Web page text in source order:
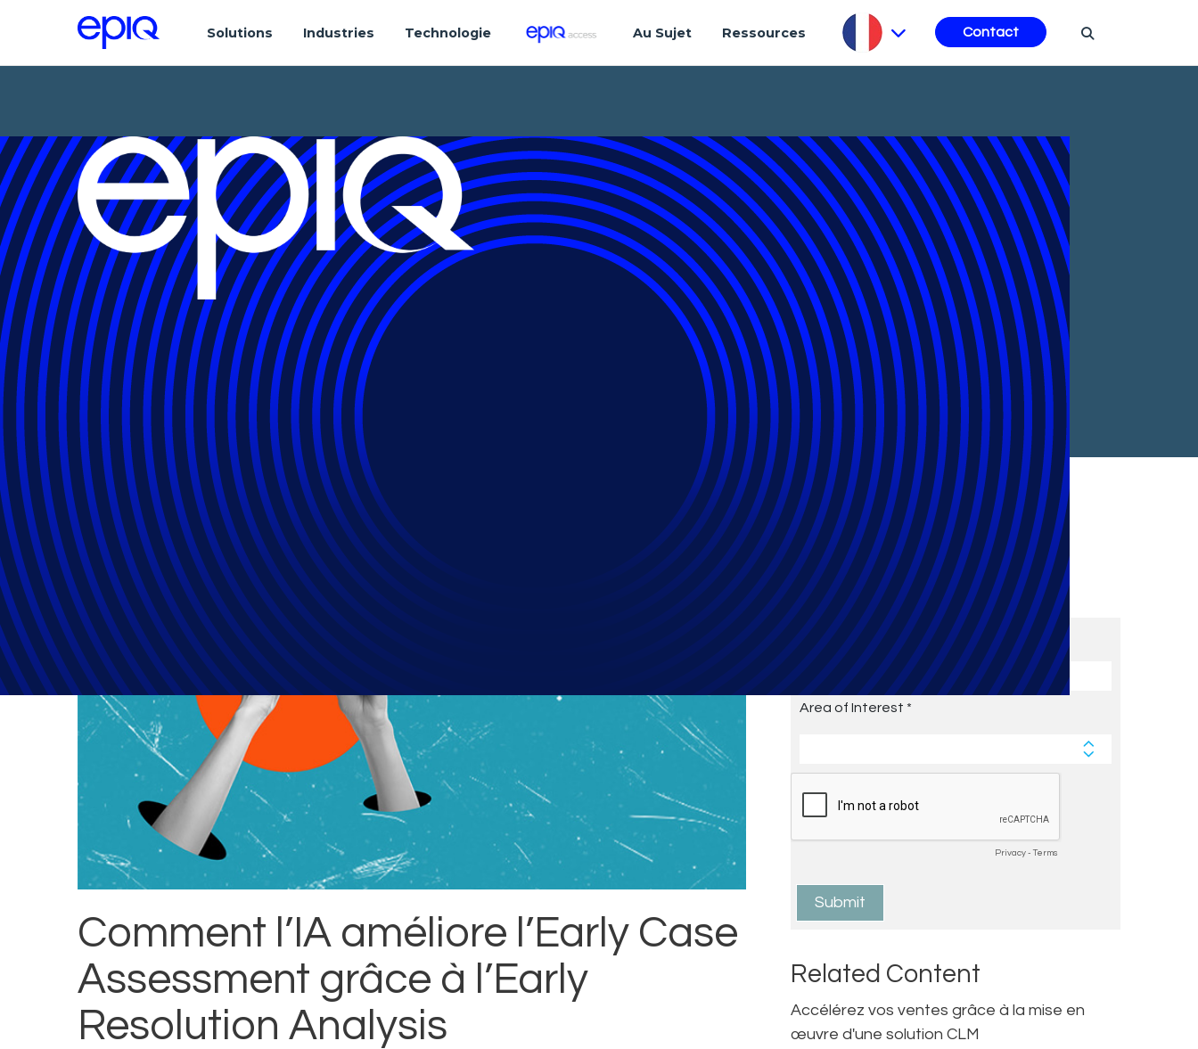
Solutions Industries Technologie Au Sujet Ressources Contact
Comment l’IA améliore l’Early Case
Assessment grâce à l’Early
Resolution Analysis
Subscribe to Future Blog
Posts
Related Content
Accélérez vos ventes grâce à la mise en
œuvre d'une solution CLM